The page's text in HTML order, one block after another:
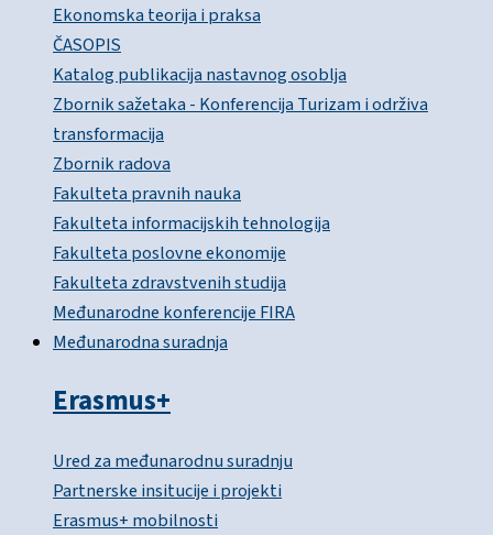
Ekonomska teorija i praksa
ČASOPIS
Katalog publikacija nastavnog osoblja
Zbornik sažetaka - Konferencija Turizam i održiva
transformacija
Zbornik radova
Fakulteta pravnih nauka
Fakulteta informacijskih tehnologija
Fakulteta poslovne ekonomije
Fakulteta zdravstvenih studija
Međunarodne konferencije FIRA
Međunarodna suradnja
Erasmus+
Ured za međunarodnu suradnju
Partnerske insitucije i projekti
Erasmus+ mobilnosti